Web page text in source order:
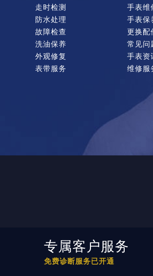
走时检测
防水处理
故障检查
洗油保养
外观修复
表带服务
手表维
手表保
更换配
常见问
手表资
维修服
专属客户服务
免费诊断服务已开通